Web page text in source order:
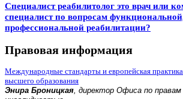
Специалист реабилитолог это врач или
специалист по вопросам
профессиональной реабилитации?
Правовая информация
Международные стандарты и европейская
высшего образования
Энира Броницкая, директор Офиса по